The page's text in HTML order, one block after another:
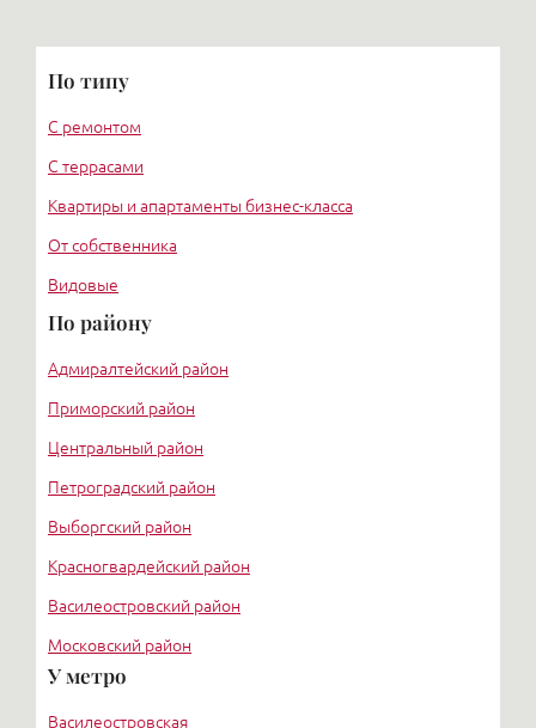
По типу
С ремонтом
С террасами
Квартиры и апартаменты бизнес-класса
От собственника
Видовые
По району
Адмиралтейский район
Приморский район
Центральный район
Петроградский район
Выборгский район
Красногвардейский район
Василеостровский район
Московский район
Курортный район
У метро
Василеостровская